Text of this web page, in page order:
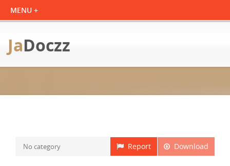
JaDoczz
Download
Report
No category